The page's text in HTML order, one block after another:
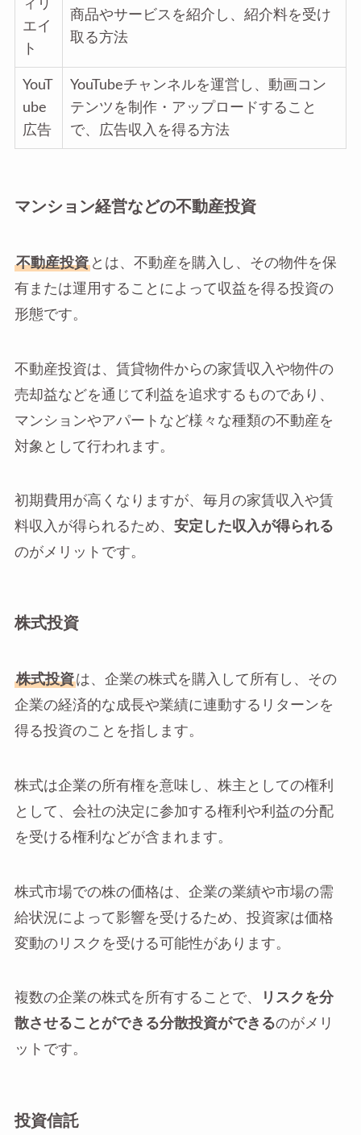
ィリ
エイ
ト
商品やサービスを紹介し、紹介料を受け
取る方法
YouT
ube
広告
YouTubeチャンネルを運営し、動画コン
テンツを制作・アップロードすること
で、広告収入を得る方法
マンション経営などの不動産投資
不動産投資とは、不動産を購入し、その物件を保
有または運用することによって収益を得る投資の
形態です。
不動産投資は、賃貸物件からの家賃収入や物件の
売却益などを通じて利益を追求するものであり、
マンションやアパートなど様々な種類の不動産を
対象として行われます。
初期費用が高くなりますが、毎月の家賃収入や賃
料収入が得られるため、 安定した収入が得られる
のがメリットです。
株式投資
株式投資は、企業の株式を購入して所有し、その
企業の経済的な成長や業績に連動するリターンを
得る投資のことを指します。
株式は企業の所有権を意味し、株主としての権利
として、会社の決定に参加する権利や利益の分配
を受ける権利などが含まれます。
株式市場での株の価格は、企業の業績や市場の需
給状況によって影響を受けるため、投資家は価格
変動のリスクを受ける可能性があります。
複数の企業の株式を所有することで、
リスクを分
散させることができる分散投資ができるのがメリ
ットです。
投資信託